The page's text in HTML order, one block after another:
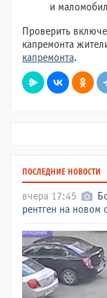
и
Проверить
капремонта
капремонта.
ПОСЛЕДНИЕ НОВОСТИ
вчера 17:45
рентген на новом